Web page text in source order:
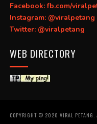
Facebook: fb.com/
Instagram: @viralpetang
Twitter: @viralpetang
WEB DIRECTORY
COPYRIGHT © 2020 VIRAL PETANG.